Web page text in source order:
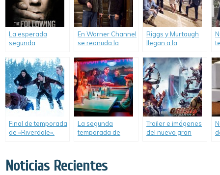
La esperada
segunda
Following» llega a
Warner Channel.
En Warner Channel
se reanuda la
Cielo y el Infierno
con la décima
temporada de
«Supernatural».
Riggs y Murtaugh
llegan a la
Final de temporada
de «Riverdale».
La segunda
temporada de
Trailer e imágenes
del nuevo gran
Noticias Recientes